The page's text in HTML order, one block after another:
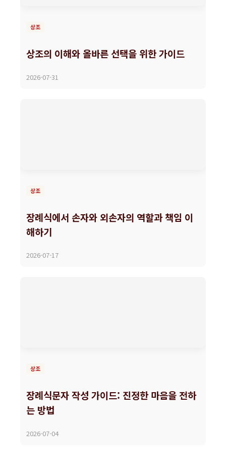
상조
상조의 이해와 올바른 선택을 위한 가이드
2026-07-31
상조
장례식에서 손자와 외손자의 역할과 책임 이
해하기
2026-07-17
상조
장례식문자 작성 가이드: 진정한 마음을 전하
는 방법
2026-07-04